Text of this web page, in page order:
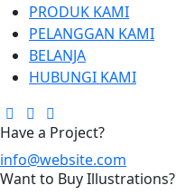
PRODUK KAMI
PELANGGAN KAMI
BELANJA
HUBUNGI KAMI
Have a Project?
info@website.com
Want to Buy Illustrations?